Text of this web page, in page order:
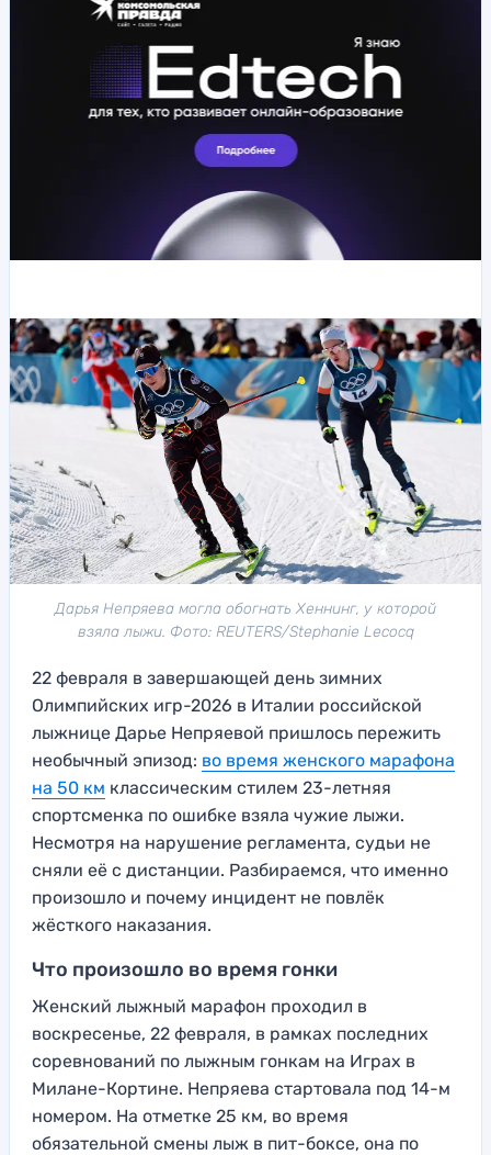
Дарья Непряева могла обогнать Хеннинг, у которой
взяла лыжи. Фото: REUTERS/Stephanie Lecocq
22 февраля в завершающей день зимних
Олимпийских игр-2026 в Италии российской
лыжнице Дарье Непряевой пришлось пережить
необычный эпизод: во время женского марафона
на 50 км классическим стилем 23-летняя
спортсменка по ошибке взяла чужие лыжи.
Несмотря на нарушение регламента, судьи не
сняли её с дистанции. Разбираемся, что именно
произошло и почему инцидент не повлёк
жёсткого наказания.
Что произошло во время гонки
Женский лыжный марафон проходил в
воскресенье, 22 февраля, в рамках последних
соревнований по лыжным гонкам на Играх в
Милане-Кортине. Непряева стартовала под 14-м
номером. На отметке 25 км, во время
обязательной смены лыж в пит-боксе, она по